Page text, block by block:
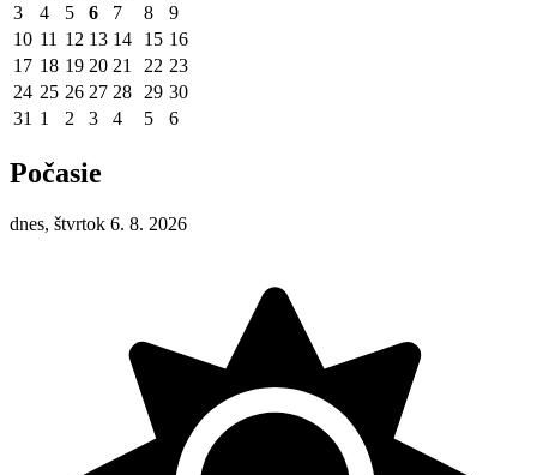
3
4 5 6 7 8
9
10 11 12 13 14 15 16
17 18 19 20 21 22 23
24 25 26 27 28 29 30
31 1 2 3 4 5 6
Počasie
dnes, štvrtok 6. 8. 2026